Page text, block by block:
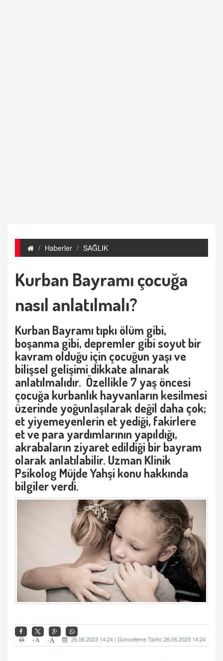
Haberler SAĞLIK
Kurban Bayramı çocuğa
nasıl anlatılmalı?
Kurban Bayramı tıpkı ölüm gibi,
boşanma gibi, depremler gibi soyut bir
kavram olduğu için çocuğun yaşı ve
bilişsel gelişimi dikkate alınarak
anlatılmalıdır. Özellikle 7 yaş öncesi
çocuğa kurbanlık hayvanların kesilmesi
üzerinde yoğunlaşılarak değil daha çok;
et yiyemeyenlerin et yediği, fakirlere
et ve para yardımlarının yapıldığı,
akrabaların ziyaret edildiği bir bayram
olarak anlatılabilir. Uzman Klinik
Psikolog Müjde Yahşi konu hakkında
bilgiler verdi.
26.06.2023 14:24 | Güncelleme Tarihi: 26.06.2023 14:24
-
+